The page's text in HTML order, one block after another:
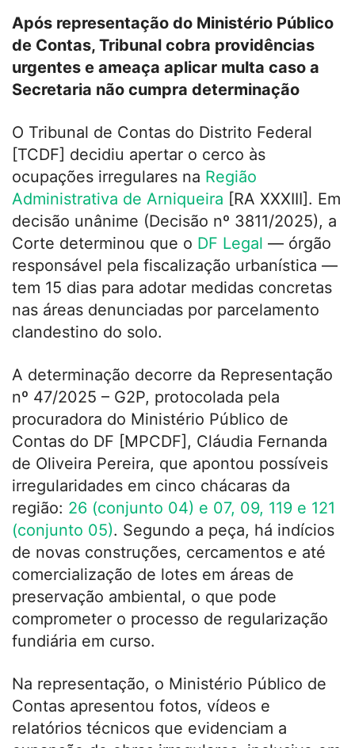
Após representação do Ministério Público
de Contas, Tribunal cobra providências
urgentes e ameaça aplicar multa caso a
Secretaria não cumpra determinação
O Tribunal de Contas do Distrito Federal
[TCDF] decidiu apertar o cerco às
ocupações irregulares na Região
Administrativa de Arniqueira [RA XXXIII]. Em
decisão unânime (Decisão nº 3811/2025), a
Corte determinou que o DF Legal — órgão
responsável pela fiscalização urbanística —
tem 15 dias para adotar medidas concretas
nas áreas denunciadas por parcelamento
clandestino do solo.
A determinação decorre da Representação
nº 47/2025 – G2P, protocolada pela
procuradora do Ministério Público de
Contas do DF [MPCDF], Cláudia Fernanda
de Oliveira Pereira, que apontou possíveis
irregularidades em cinco chácaras da
região: 26 (conjunto 04) e 07, 09, 119 e 121
(conjunto 05). Segundo a peça, há indícios
de novas construções, cercamentos e até
comercialização de lotes em áreas de
preservação ambiental, o que pode
comprometer o processo de regularização
fundiária em curso.
Na representação, o Ministério Público de
Contas apresentou fotos, vídeos e
relatórios técnicos que evidenciam a